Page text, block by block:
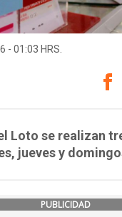
- 01:03 HRS.
Loto se realizan
jueves y
PUBLICIDAD